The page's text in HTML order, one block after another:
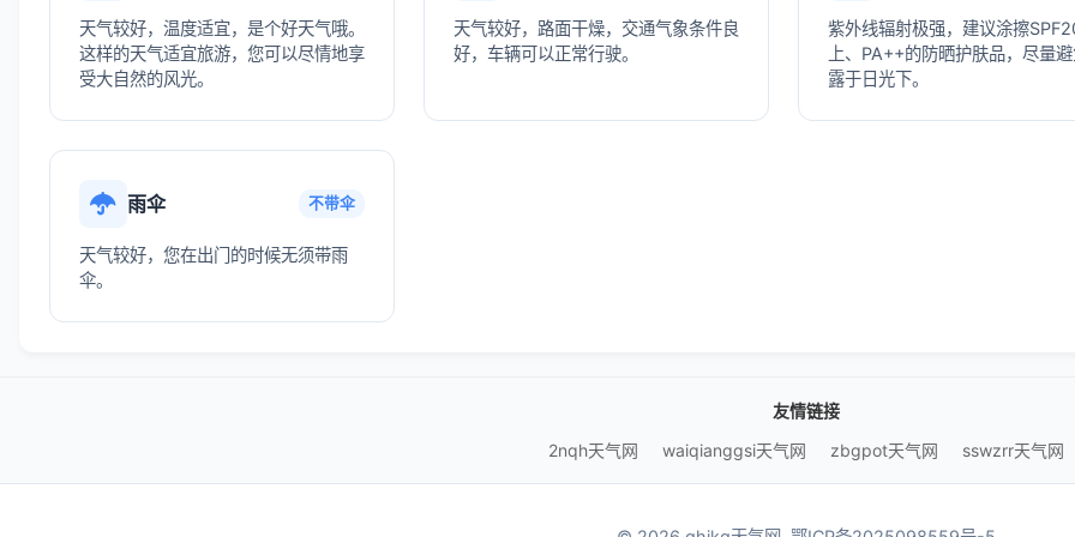
天气较好，温度适宜，是个好天气哦。
这样的天气适宜旅游，您可以尽情地享
受大自然的风光。
天气较好，路面干燥，交通气象条件良
好，车辆可以正常行驶。
紫外线辐射极强，建议涂擦
上、PA++的防晒护肤品，尽量
露于日光下。
雨伞 不带伞
天气较好，您在出门的时候无须带雨
伞。
友情链接
2nqh天气网
waiqianggsi天气网 zbgpot天气网 sswzrr天气网